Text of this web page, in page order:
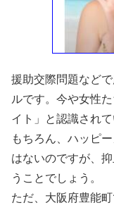
援助交際問題など
ルです。今や女性
イト」と認識され
もちろん、ハッピ
はないのですが、
うことでしょう。
ただ、大阪府豊能